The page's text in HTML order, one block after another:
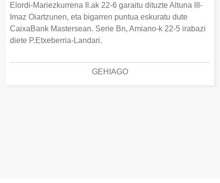
Elordi-Mariezkurrena II.ak 22-6 garaitu dituzte Altuna III-
Imaz Oiartzunen, eta bigarren puntua eskuratu dute
CaixaBank Mastersean. Serie Bn, Amiano-k 22-5 irabazi
diete P.Etxeberria-Landari.
GEHIAGO